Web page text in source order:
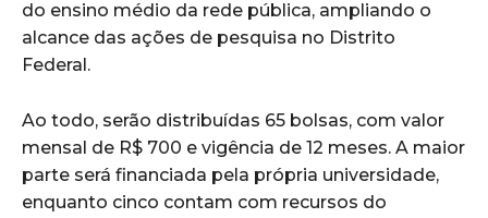
do ensino médio da rede pública, ampliando o
alcance das ações de pesquisa no Distrito
Federal.
Ao todo, serão distribuídas 65 bolsas, com valor
mensal de R$ 700 e vigência de 12 meses. A maior
parte será financiada pela própria universidade,
enquanto cinco contam com recursos do